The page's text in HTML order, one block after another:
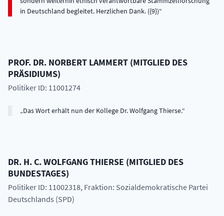
in Deutschland begleitet. Herzlichen Dank. ({9})
PROF. DR. NORBERT LAMMERT (MITGLIED DES
PRÄSIDIUMS)
Politiker ID: 11001274
Das Wort erhält nun der Kollege Dr. Wolfgang Thierse.
DR. H. C.WOLFGANGTHIERSE (MITGLIED DES
BUNDESTAGES)
Politiker ID: 11002318, Fraktion: Sozialdemokratische Partei
Deutschlands (SPD)